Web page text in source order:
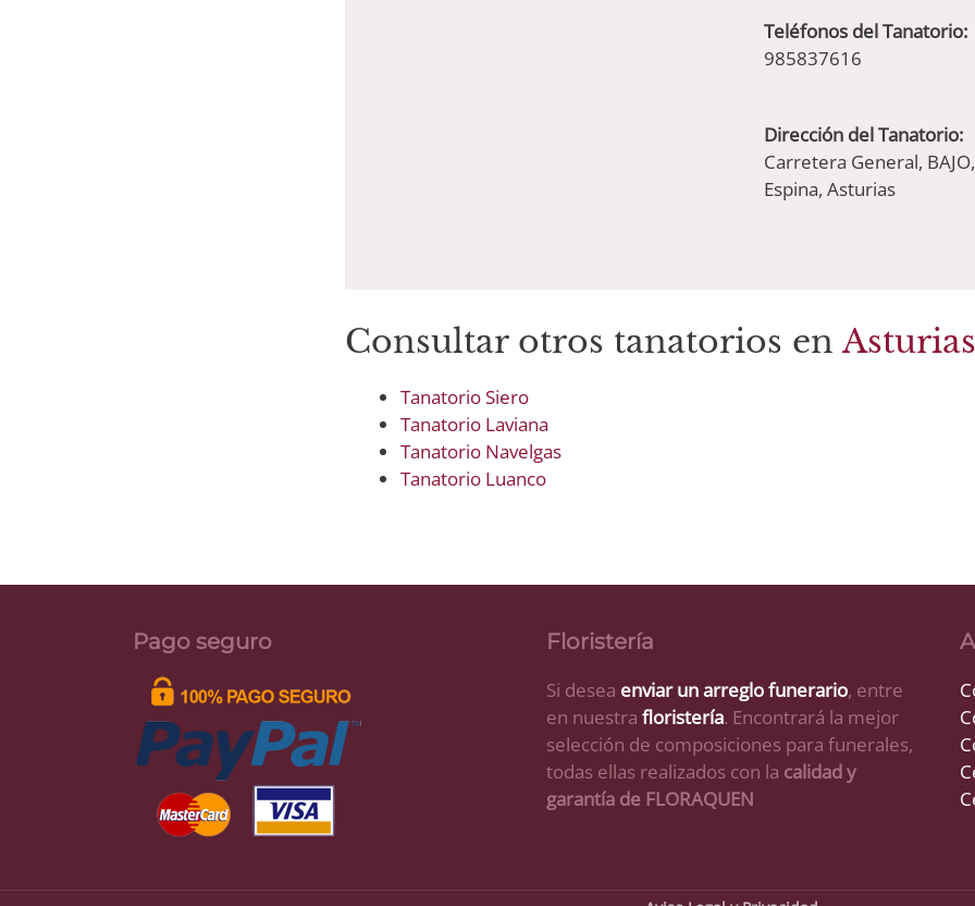
Teléfonos del Tanatorio:
985837616
Dirección del Tanatorio:
Carretera General,
Espina, Asturias
Consultar otros tanatorios enAsturias
Tanatorio Siero
Tanatorio Laviana
Tanatorio Navelgas
Tanatorio Luanco
Pago seguro Floristería
Si desea enviar un arreglo funerario, entre
en nuestra floristería. Encontrará la mejor
selección de composiciones para funerales,
todas ellas realizados con la calidad y
garantía de FLORAQUEN